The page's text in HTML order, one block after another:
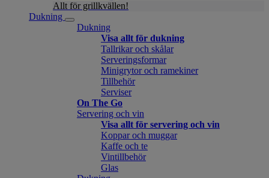
Allt för grillkvällen!
Dukning
Dukning
Visa allt för dukning
Tallrikar och skålar
Serveringsformar
Minigrytor och ramekiner
Tillbehör
Serviser
On The Go
Servering och vin
Visa allt för servering och vin
Koppar och muggar
Kaffe och te
Vintillbehör
Glas